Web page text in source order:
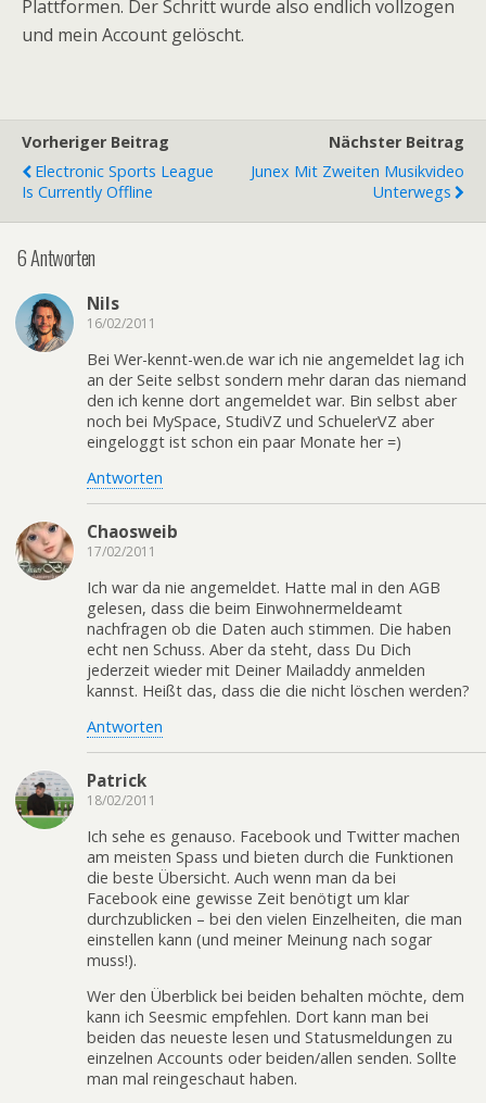
Plattformen. Der Schritt wurde also endlich vollzogen
und mein Account gelöscht.
Vorheriger Beitrag
Electronic Sports League
Is Currently Offline
Nächster Beitrag
Junex Mit Zweiten Musikvideo
Unterwegs
6 Antworten
Nils
16/02/2011
Bei Wer-kennt-wen.de war ich nie angemeldet lag ich
an der Seite selbst sondern mehr daran das niemand
den ich kenne dort angemeldet war. Bin selbst aber
noch bei MySpace, StudiVZ und SchuelerVZ aber
eingeloggt ist schon ein paar Monate her =)
Antworten
Chaosweib
17/02/2011
Ich war da nie angemeldet. Hatte mal in den AGB
gelesen, dass die beim Einwohnermeldeamt
nachfragen ob die Daten auch stimmen. Die haben
echt nen Schuss. Aber da steht, dass Du Dich
jederzeit wieder mit Deiner Mailaddy anmelden
kannst. Heißt das, dass die die nicht löschen werden?
Antworten
Patrick
18/02/2011
Ich sehe es genauso. Facebook und Twitter machen
am meisten Spass und bieten durch die Funktionen
die beste Übersicht. Auch wenn man da bei
Facebook eine gewisse Zeit benötigt um klar
durchzublicken – bei den vielen Einzelheiten, die man
einstellen kann (und meiner Meinung nach sogar
muss!).
Wer den Überblick bei beiden behalten möchte, dem
kann ich Seesmic empfehlen. Dort kann man bei
beiden das neueste lesen und Statusmeldungen zu
einzelnen Accounts oder beiden/allen senden. Sollte
man mal reingeschaut haben.